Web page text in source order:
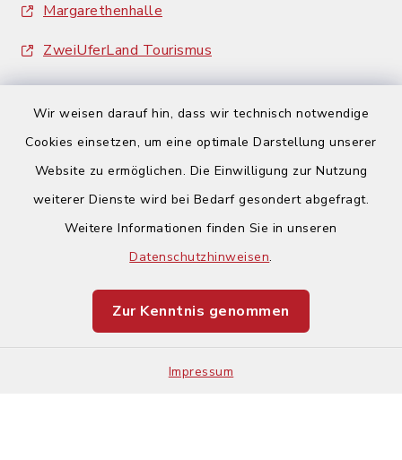
Wir weisen darauf hin, dass wir technisch notwendige
Cookies einsetzen, um eine optimale Darstellung unserer
Website zu ermöglichen. Die Einwilligung zur Nutzung
weiterer Dienste wird bei Bedarf gesondert abgefragt.
Weitere Informationen finden Sie in unseren
Datenschutzhinweisen.
Zur Kenntnis genommen
Impressum
Margarethenhalle
ZweiUferLand Tourismus
Barrierefreiheit
Impressum
Sitemap